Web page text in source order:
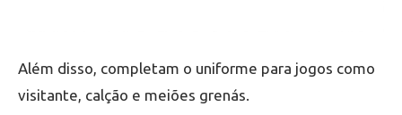
Além disso, completam o uniforme para jogos como
visitante, calção e meiões grenás.